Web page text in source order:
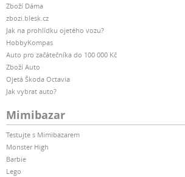
Zboží Dáma
zbozi.blesk.cz
Jak na prohlídku ojetého vozu?
HobbyKompas
Auto pro začátečníka do 100 000 Kč
Zboží Auto
Ojetá Škoda Octavia
Jak vybrat auto?
Mimibazar
Testujte s Mimibazarem
Monster High
Barbie
Lego